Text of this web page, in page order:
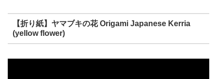
【折り紙】ヤマブキの花 Origami Japanese Kerria
(yellow flower)